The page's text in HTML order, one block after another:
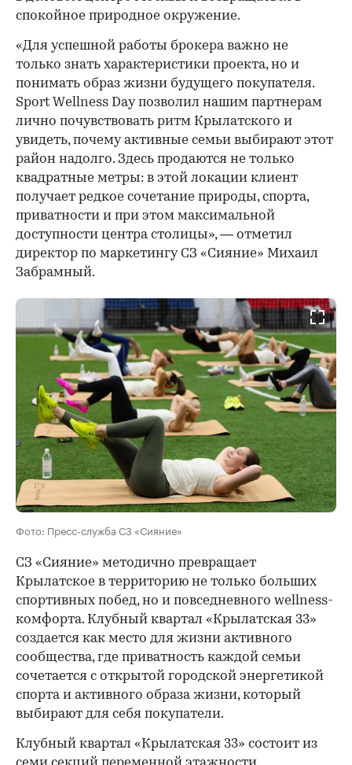
спокойное природное окружение.
«Для успешной работы брокера важно не
только знать характеристики проекта, но и
понимать образ жизни будущего покупателя.
Sport Wellness Day позволил нашим партнерам
лично почувствовать ритм Крылатского и
увидеть, почему активные семьи выбирают этот
район надолго. Здесь продаются не только
квадратные метры: в этой локации клиент
получает редкое сочетание природы, спорта,
приватности и при этом максимальной
доступности центра столицы», — отметил
директор по маркетингу СЗ «Сияние» Михаил
Забрамный.
Фото: Пресс-служба СЗ «Сияние»
СЗ «Сияние» методично превращает
Крылатское в территорию не только больших
спортивных побед, но и повседневного wellness-
комфорта. Клубный квартал «Крылатская 33»
создается как место для жизни активного
сообщества, где приватность каждой семьи
сочетается с открытой городской энергетикой
спорта и активного образа жизни, который
выбирают для себя покупатели.
Клубный квартал «Крылатская 33» состоит из